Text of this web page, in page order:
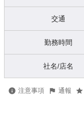
交通
勤務時間
社名/店名
注意事項 通報